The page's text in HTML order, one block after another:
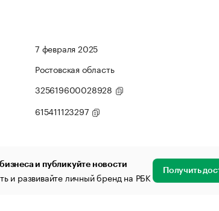
7 февраля 2025
Ростовская область
325619600028928
615411123297
и публикуйте новости
и развивайте личный бренд на РБК Получить